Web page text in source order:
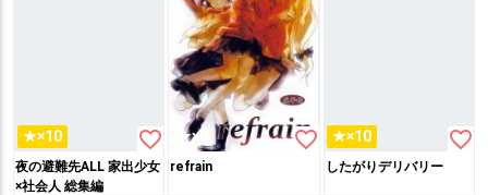
★×10 favorite_border
夜の避難先ALL 家出少女
×社会人 総集編
★×0 favorite_border
refrain
★×10 favorite_border
したがりデリバリー